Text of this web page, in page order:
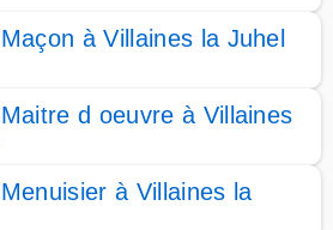
à Villaines la Juhel
d oeuvre à Villaines
à Villaines la